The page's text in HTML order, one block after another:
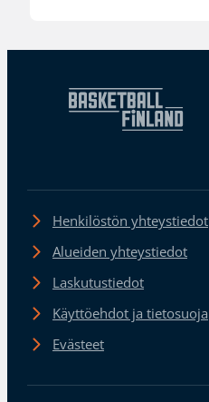
Henkilöstön yhteystiedot
Alueiden yhteystiedot
Laskutustiedot
Käyttöehdot ja tietosuoja
Evästeet